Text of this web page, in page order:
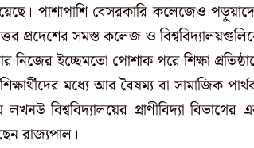
পাশাপাশি বেসরকারি কলেজেও
প্রদেশের সমস্ত কলেজ ও
ইচ্ছেমতো পোশাক পরে শিক্ষা
মধ্যে আর বৈষম্য বা সামাজিক
বিশ্ববিদ্যালয়ের প্রাণীবিদ্যা বিভাগের
রাজ্যপাল।